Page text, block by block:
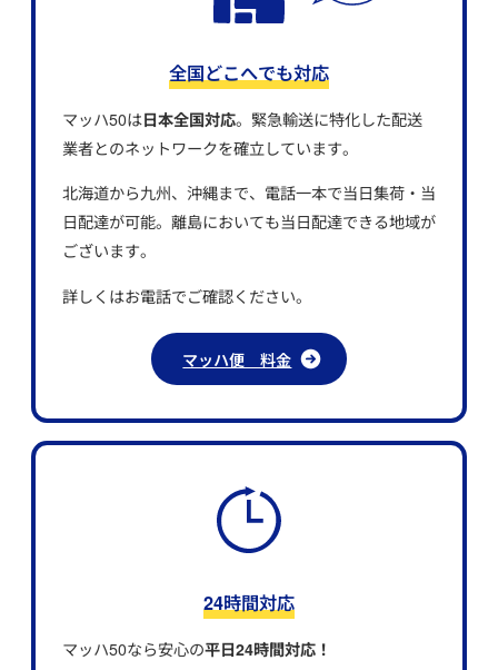
全国どこへでも対応
マッハ50は日本全国対応。緊急輸送に特化した配送
業者とのネットワークを確立しています。
北海道から九州、沖縄まで、電話一本で当日集荷・当
日配達が可能。離島においても当日配達できる地域が
ございます。
詳しくはお電話でご確認ください。
マッハ便 料金
24時間対応
マッハ50なら安心の平日24時間対応！